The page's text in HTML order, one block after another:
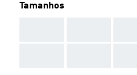
Tamanhos